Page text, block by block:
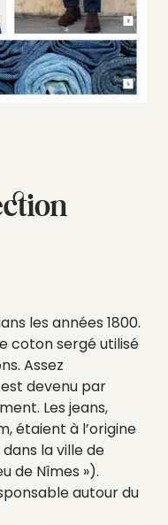
les années 1800.
coton sergé utilisé
Assez
devenu par
Les jeans,
étaient à l’origine
la ville de
de Nîmes »).
autour du